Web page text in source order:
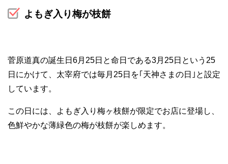
よもぎ入り梅が枝餅
菅原道真の誕生日6月25日と命日である3月25日という25
日にかけて、太宰府では毎月25日を｢天神さまの日｣と設定
しています。
この日には、よもぎ入り梅ヶ枝餅が限定でお店に登場し、
色鮮やかな薄緑色の梅が枝餅が楽しめます。